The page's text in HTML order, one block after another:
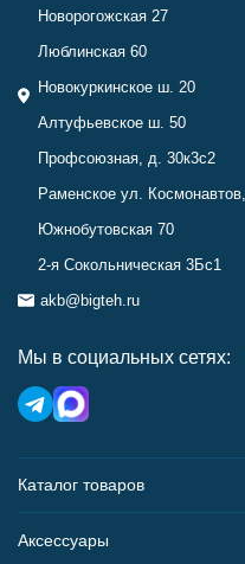
Новорогожская 27
Люблинская 60
Новокуркинское ш. 20
Алтуфьевское ш. 50
Профсоюзная, д. 30к3с2
Раменское ул.
Южнобутовская 70
2-я Сокольническая 3Бс1
akb@bigteh.ru
Мы в социальных сетях:
Каталог товаров
Аксессуары